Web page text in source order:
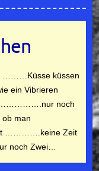
………Küsse küssen
ein Vibrieren
…………….nur noch
man
………….keine Zeit
noch Zwei…